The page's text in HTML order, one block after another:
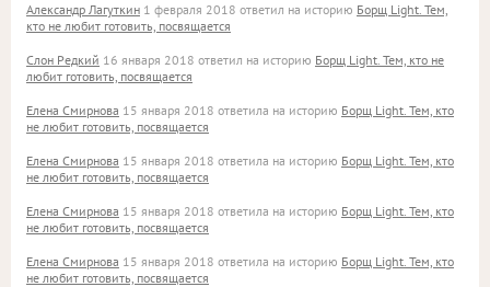
Александр Лагуткин 1 февраля 2018 ответил на историю Борщ Light. Тем,
кто не любит готовить, посвящается
Слон Редкий 16 января 2018 ответил на историю Борщ Light. Тем, кто не
любит готовить, посвящается
Елена Смирнова 15 января 2018 ответила на историю Борщ Light. Тем, кто
не любит готовить, посвящается
Елена Смирнова 15 января 2018 ответила на историю Борщ Light. Тем, кто
не любит готовить, посвящается
Елена Смирнова 15 января 2018 ответила на историю Борщ Light. Тем, кто
не любит готовить, посвящается
Елена Смирнова 15 января 2018 ответила на историю Борщ Light. Тем, кто
не любит готовить, посвящается